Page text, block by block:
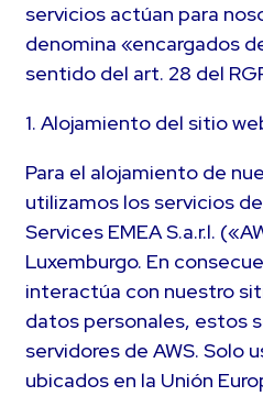
servicios actúan para
denomina «encargados
sentido del art. 28 del
1. Alojamiento del sitio
Para el alojamiento de
utilizamos los servicios
Services EMEA S.a.r.l.
Luxemburgo. En
interactúa con nuestro
datos personales, estos
servidores de AWS. Solo
ubicados en la Unión